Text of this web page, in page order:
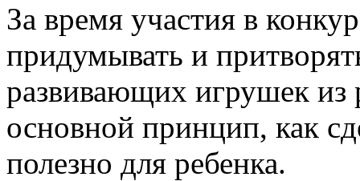
За время участия в
придумывать и
развивающих игрушек из
основной принцип, как
полезно для ребенка.